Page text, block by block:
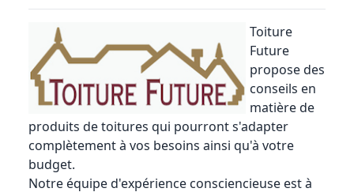
Toiture
Future
propose des
conseils en
matière de
produits de toitures qui pourront s'adapter
complètement à vos besoins ainsi qu'à votre
budget.
Notre équipe d'expérience consciencieuse est à